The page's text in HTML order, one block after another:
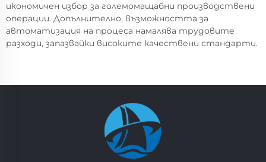
икономичен избор за големомащабни производствени
операции. Допълнително, възможността за
автоматизация на процеса намалява трудовите
разходи, запазвайки високите качествени стандарти.